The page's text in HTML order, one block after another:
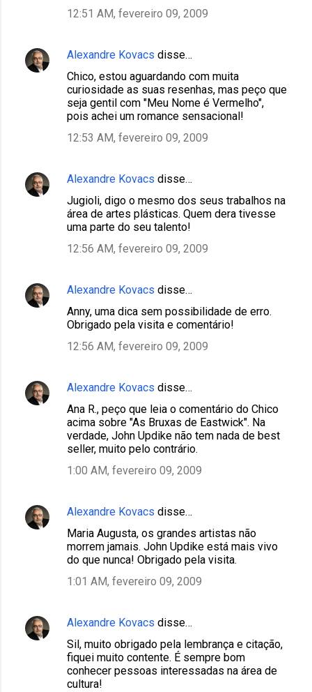
12:51 AM, fevereiro 09, 2009
Alexandre Kovacs disse…
Chico, estou aguardando com muita
curiosidade as suas resenhas, mas peço que
seja gentil com "Meu Nome é Vermelho",
pois achei um romance sensacional!
12:53 AM, fevereiro 09, 2009
Alexandre Kovacs disse…
Jugioli, digo o mesmo dos seus trabalhos na
área de artes plásticas. Quem dera tivesse
uma parte do seu talento!
12:56 AM, fevereiro 09, 2009
Alexandre Kovacs disse…
Anny, uma dica sem possibilidade de erro.
Obrigado pela visita e comentário!
12:56 AM, fevereiro 09, 2009
Alexandre Kovacs disse…
Ana R., peço que leia o comentário do Chico
acima sobre "As Bruxas de Eastwick". Na
verdade, John Updike não tem nada de best
seller, muito pelo contrário.
1:00 AM, fevereiro 09, 2009
Alexandre Kovacs disse…
Maria Augusta, os grandes artistas não
morrem jamais. John Updike está mais vivo
do que nunca! Obrigado pela visita.
1:01 AM, fevereiro 09, 2009
Alexandre Kovacs disse…
Sil, muito obrigado pela lembrança e citação,
fiquei muito contente. É sempre bom
conhecer pessoas interessadas na área de
cultura!